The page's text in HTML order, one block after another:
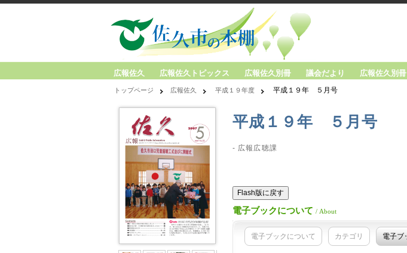
広報佐久 広報佐久トピックス 広報佐久別冊 議会だより 広報佐久別冊
トップページ 広報佐久 平成１９年度 平成１９年 ５月号
平成１９年 ５月号
- 広報広聴課
Flash版に戻す
電子ブックについて / About
電子ブックについて カテゴリ 電子ブ